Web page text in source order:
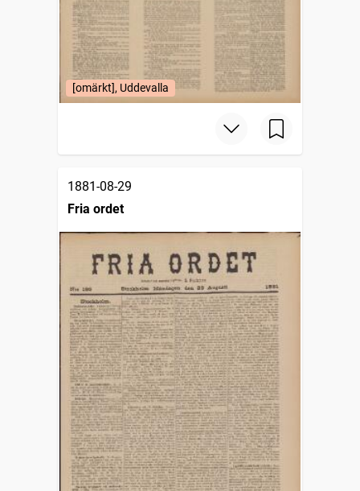
[omärkt], Uddevalla
1881-08-29
Fria ordet